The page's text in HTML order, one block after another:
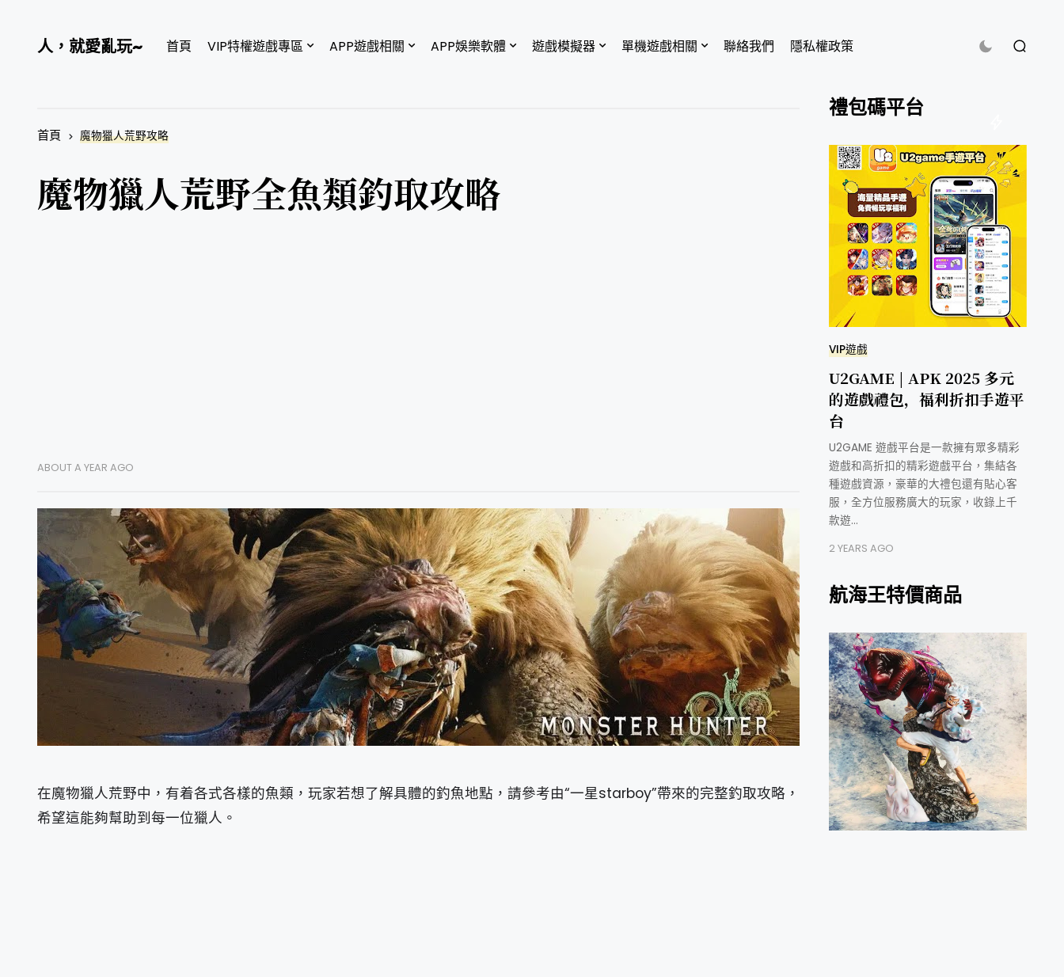
人，就愛亂玩~ 首頁 VIP特權遊戲專區 APP遊戲相關 APP娛樂軟體 遊戲模擬器 單機遊戲相關 聯絡我們 隱私權政策
首頁 魔物獵人荒野攻略
魔物獵人荒野全魚類釣取攻略
ABOUT A YEAR AGO
在魔物獵人荒野中，有着各式各樣的魚類，玩家若想了解具體的釣魚地點，請參考由“一星starboy”帶來的完整釣取攻略，
希望這能夠幫助到每一位獵人。
禮包碼平台
VIP遊戲
U2GAME | APK 2025 多元
的遊戲禮包，福利折扣手遊平
台
U2GAME 遊戲平台是一款擁有眾多精彩
遊戲和高折扣的精彩遊戲平台，集結各
種遊戲資源，豪華的大禮包還有貼心客
服，全方位服務廣大的玩家，收錄上千
款遊…
2 YEARS AGO
航海王特價商品